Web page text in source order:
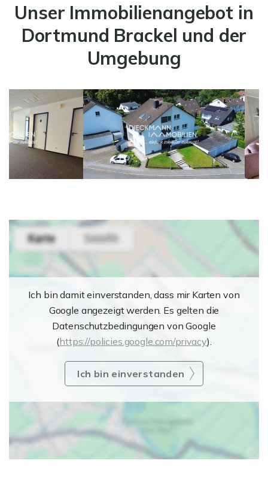
Unser Immobilienangebot in
Dortmund Brackel und der
Umgebung
Ich bin damit einverstanden, dass mir Karten von
Google angezeigt werden. Es gelten die
Datenschutzbedingungen von Google
(https://policies.google.com/privacy).
Ich bin einverstanden